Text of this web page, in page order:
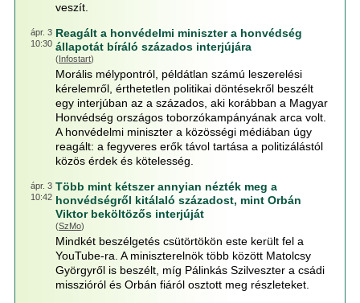
veszít.
ápr. 3
10:30
Reagált a honvédelmi miniszter a honvédség
állapotát bíráló százados interjújára
(Infostart)
Morális mélypontról, példátlan számú leszerelési
kérelemről, érthetetlen politikai döntésekről beszélt
egy interjúban az a százados, aki korábban a Magyar
Honvédség országos toborzókampányának arca volt.
A honvédelmi miniszter a közösségi médiában úgy
reagált: a fegyveres erők távol tartása a politizálástól
közös érdek és kötelesség.
ápr. 3
10:42
Több mint kétszer annyian nézték meg a
honvédségről kitálaló századost, mint Orbán
Viktor beköltözős interjúját
(SzMo)
Mindkét beszélgetés csütörtökön este került fel a
YouTube-ra. A miniszterelnök több között Matolcsy
Györgyről is beszélt, míg Pálinkás Szilveszter a csádi
misszióról és Orbán fiáról osztott meg részleteket.